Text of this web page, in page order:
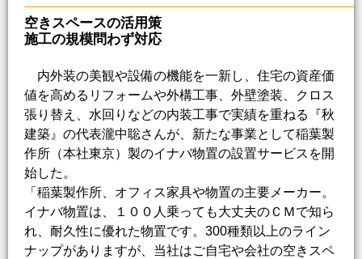
空きスペースの活用策
施工の規模問わず対応
内外装の美観や設備の機能を一新し、住宅の資産価
値を高めるリフォームや外構工事、外壁塗装、クロス
張り替え、水回りなどの内装工事で実績を重ねる『秋
建築』の代表瀧中聡さんが、新たな事業として稲葉製
作所（本社東京）製のイナバ物置の設置サービスを開
始した。
「稲葉製作所、オフィス家具や物置の主要メーカー。
イナバ物置は、１００人乗っても大丈夫のＣＭで知ら
れ、耐久性に優れた物置です。300種類以上のライン
ナップがありますが、当社はご自宅や会社の空きスペ